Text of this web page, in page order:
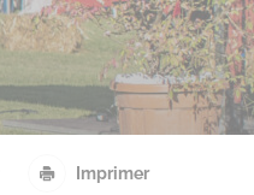
Imprimer